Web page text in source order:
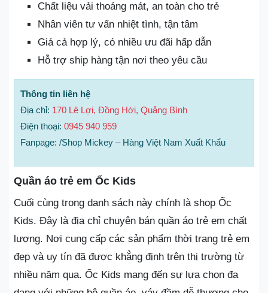
Chất liệu vải thoáng mát, an toàn cho trẻ
Nhân viên tư vấn nhiệt tình, tận tâm
Giá cả hợp lý, có nhiều ưu đãi hấp dẫn
Hỗ trợ ship hàng tận nơi theo yêu cầu
Thông tin liên hệ
Địa chỉ: 170 Lê Lợi, Đồng Hới, Quảng Bình
Điện thoại: 0945 940 959
Fanpage: /Shop Mickey – Hàng Việt Nam Xuất Khẩu
Quần áo trẻ em Ốc Kids
Cuối cùng trong danh sách này chính là shop Ốc
Kids. Đây là địa chỉ chuyên bán quần áo trẻ em chất
lượng. Nơi cung cấp các sản phẩm thời trang trẻ em
đẹp và uy tín đã được khẳng định trên thị trường từ
nhiều năm qua. Ốc Kids mang đến sự lựa chọn đa